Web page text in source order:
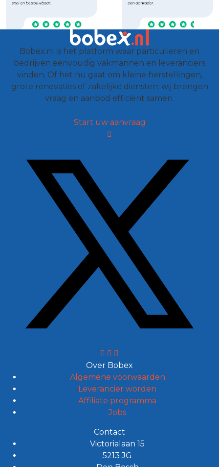
Bobex.nl is het platform waar particulieren en
bedrijven eenvoudig vakmannen en leveranciers
vinden. Of het nu gaat om kleine herstellingen,
grote renovaties of zakelijke diensten: wij brengen
vraag en aanbod efficiënt samen.
Start uw aanvraag
Over Bobex
Algemene voorwaarden
Leverancier worden
Affiliate programma
Jobs
Contact
Victorialaan 15
5213 JG